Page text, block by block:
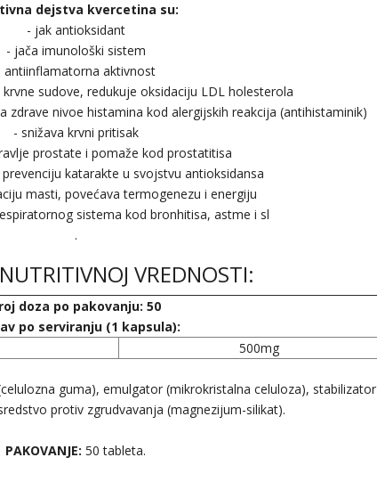
dejstva kvercetina su:
- jak antioksidant
- jača imunološki sistem
antiinflamatorna aktivnost
sudove, redukuje oksidaciju LDL holesterola
zdrave nivoe histamina kod alergijskih reakcija (antihistaminik)
- snižava krvni pritisak
prostate i pomaže kod prostatitisa
katarakte u svojstvu antioksidansa
masti, povećava termogenezu i energiju
sistema kod bronhitisa, astme i sl
.
VREDNOSTI:
doza po pakovanju: 50
po serviranju (1 kapsula):
500mg
guma), emulgator (mikrokristalna celuloza), stabilizator
protiv zgrudvavanja (magnezijum-silikat).
PAKOVANJE: 50 tableta.